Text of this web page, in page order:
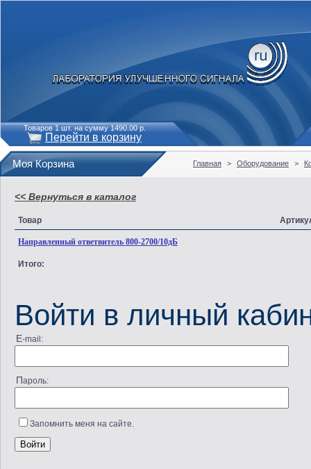
Товаров 1 шт. на сумму 1490.00 р.
Перейти в корзину
Моя Корзина Главная > Оборудование >
<< Вернуться в каталог
Товар
Направленный ответвитель 800-2700/10дБ
Итого:
Войти в личный
E-mail:
Пароль:
Запомнить меня на сайте.